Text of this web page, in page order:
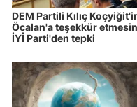
DEM Partili Kılıç
Öcalan'a teşekkür
İYİ Parti'den tepki